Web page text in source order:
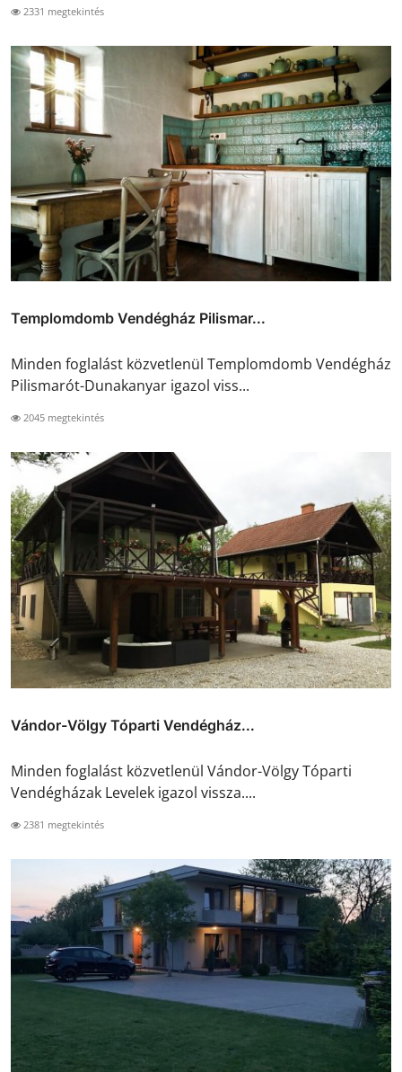
2331 megtekintés
Templomdomb Vendégház Pilismar...
Minden foglalást közvetlenül Templomdomb Vendégház
Pilismarót-Dunakanyar igazol viss...
2045 megtekintés
Vándor-Völgy Tóparti Vendégház...
Minden foglalást közvetlenül Vándor-Völgy Tóparti
Vendégházak Levelek igazol vissza....
2381 megtekintés